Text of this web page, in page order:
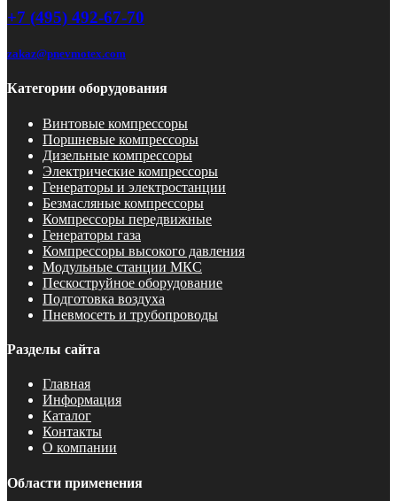
+7 (495) 492-67-70
zakaz@pnevmotex.com
Категории оборудования
Винтовые компрессоры
Поршневые компрессоры
Дизельные компрессоры
Электрические компрессоры
Генераторы и электростанции
Безмасляные компрессоры
Компрессоры передвижные
Генераторы газа
Компрессоры высокого давления
Модульные станции МКС
Пескоструйное оборудование
Подготовка воздуха
Пневмосеть и трубопроводы
Разделы сайта
Главная
Информация
Каталог
Контакты
О компании
Области применения